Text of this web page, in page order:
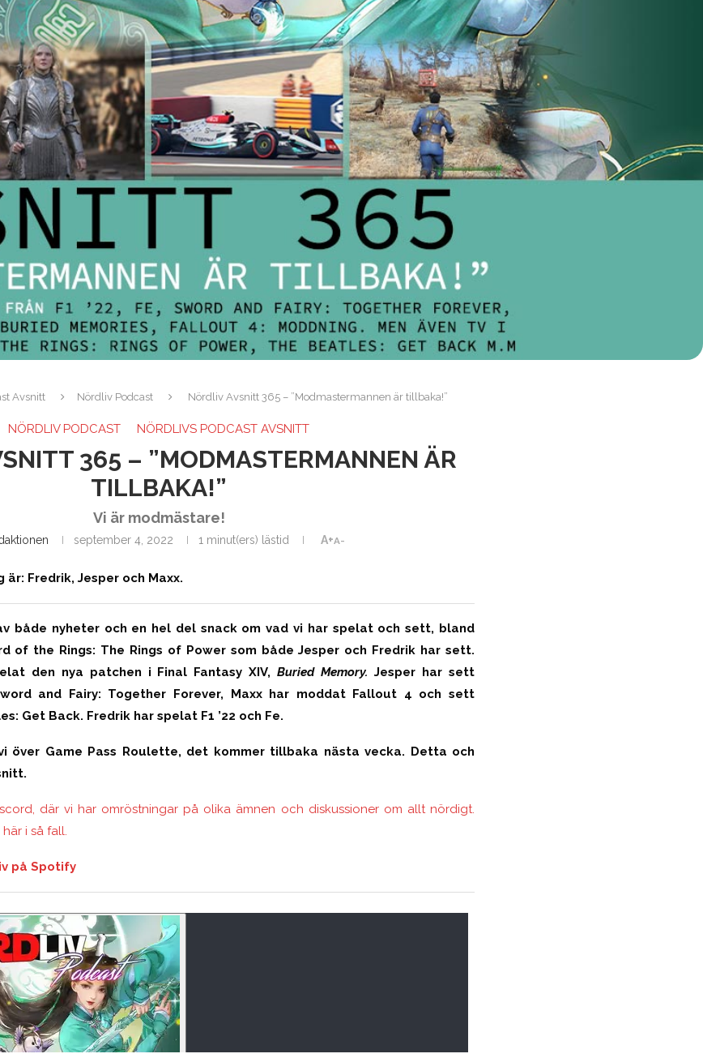
Avsnitt Nördliv Podcast Nördliv Avsnitt 365 – ”Modmastermannen är tillbaka!”
NÖRDLIV PODCAST NÖRDLIVS PODCAST AVSNITT
365 – ”MODMASTERMANNEN ÄR
TILLBAKA!”
Vi är modmästare!
september 4, 2022 1 minut(ers) lästid A+A-
Fredrik, Jesper och Maxx.
både nyheter och en hel del snack om vad vi har spelat och sett, bland
of the Rings: The Rings of Power som både Jesper och Fredrik har sett.
den nya patchen i Final Fantasy XIV,Buried Memory.Jesper har sett
and Fairy: Together Forever, Maxx har moddat Fallout 4 och sett
Get Back. Fredrik har spelat F1 ’22 och Fe.
över Game Pass Roulette, det kommer tillbaka nästa vecka. Detta och
där vi har omröstningar på olika ämnen och diskussioner om allt nördigt.
i så fall.
på Spotify